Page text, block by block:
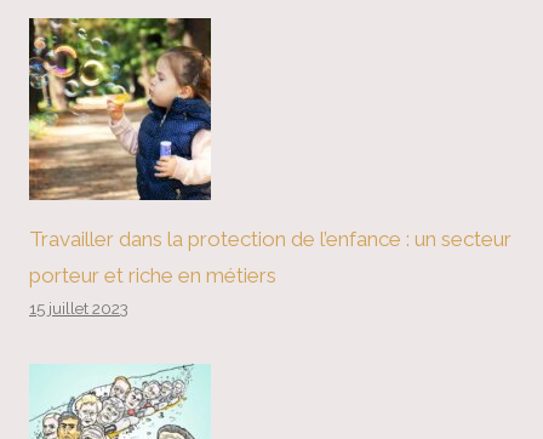
Travailler dans la protection de l’enfance : un secteur
porteur et riche en métiers
15 juillet 2023